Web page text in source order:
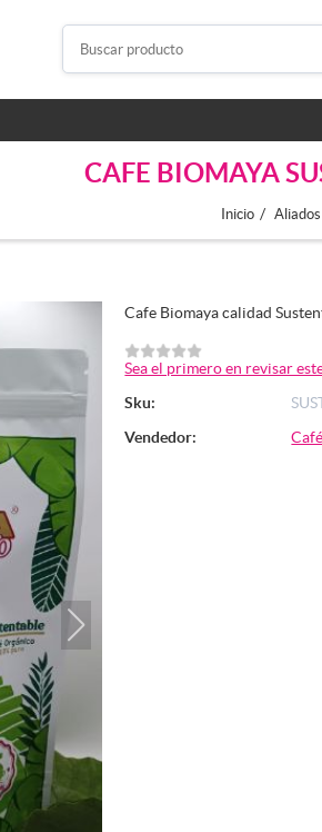
CAFE BIOMAYA
Inicio /
Cafe Biomaya calidad
Sea el primero en revisar
Sku:
Vendedor: